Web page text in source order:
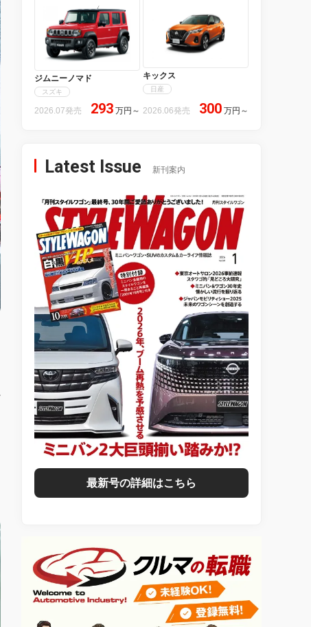
ジムニーノマド
スズキ
2026.07発売 293 万円 ～
キックス
日産
2026.06発売 300 万円 ～
Latest Issue 新刊案内
最新号の詳細はこちら